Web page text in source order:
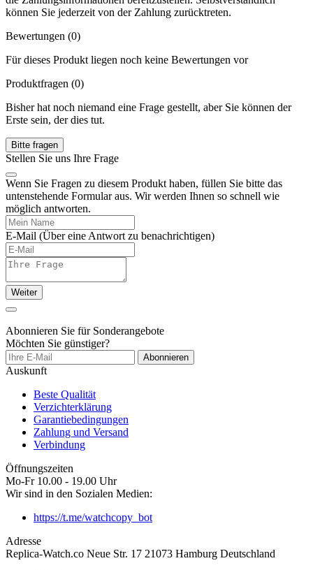
können Sie jederzeit von der Zahlung zurücktreten.
Bewertungen (0)
Für dieses Produkt liegen noch keine Bewertungen vor
Produktfragen (0)
Bisher hat noch niemand eine Frage gestellt, aber Sie können der
Erste sein, der dies tut.
Bitte fragen
Stellen Sie uns Ihre Frage
Wenn Sie Fragen zu diesem Produkt haben, füllen Sie bitte das
untenstehende Formular aus. Wir werden Ihnen so schnell wie
möglich antworten.
E-Mail (Über eine Antwort zu benachrichtigen)
Weiter
Abonnieren Sie für Sonderangebote
Möchten Sie günstiger?
Abonnieren
Auskunft
Beste Qualität
Verzichterklärung
Garantiebedingungen
Zahlung und Versand
Verbindung
Öffnungszeiten
Mo-Fr 10.00 - 19.00 Uhr
Wir sind in den Sozialen Medien:
https://t.me/watchcopy_bot
Adresse
Replica-Watch.co Neue Str. 17 21073 Hamburg Deutschland